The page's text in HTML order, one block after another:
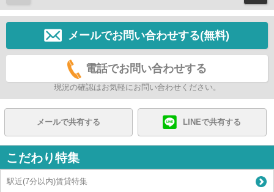
メールでお問い合わせする(無料)
電話でお問い合わせする
現況の確認はお気軽にお問い合わせください。
メールで共有する LINEで共有する
こだわり特集
駅近(7分以内)賃貸特集